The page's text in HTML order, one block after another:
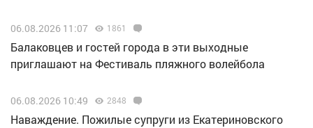
06.08.2026 11:07 1861
Балаковцев и гостей города в эти выходные
приглашают на Фестиваль пляжного волейбола
06.08.2026 10:49 2848
Наваждение. Пожилые супруги из Екатериновского